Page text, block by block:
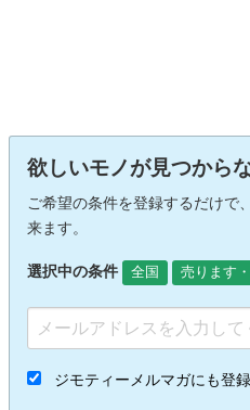
欲しいモノが見つから
ご希望の条件を登録するだけで
来ます。
選択中の条件 全国 売ります
ジモティーメルマガにも登